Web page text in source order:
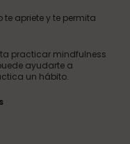
te apriete y te permita
practicar mindfulness
ayudarte a
un hábito.